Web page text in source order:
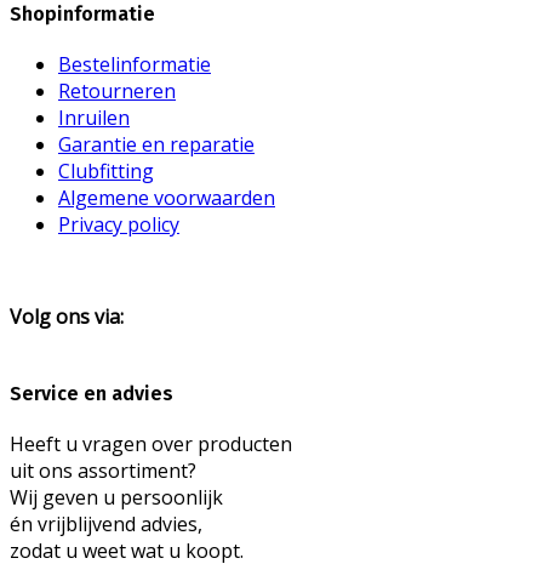
Shopinformatie
Bestelinformatie
Retourneren
Inruilen
Garantie en reparatie
Clubfitting
Algemene voorwaarden
Privacy policy
Volg ons via:
Service en advies
Heeft u vragen over producten
uit ons assortiment?
Wij geven u persoonlijk
én vrijblijvend advies,
zodat u weet wat u koopt.